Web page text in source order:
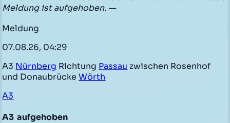
Meldung ist aufgehoben. —
Meldung
07.08.26, 04:29
A3 Nürnberg Richtung Passau zwischen Rosenhof
und DonaubrückeWörth
A3
A3 aufgehoben